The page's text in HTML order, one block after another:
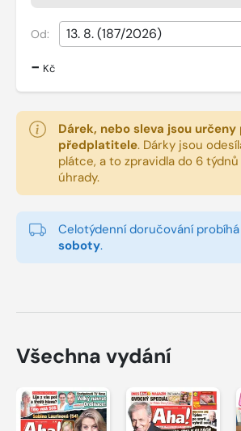
Od:
- Kč
Dárek, nebo sleva jsou určeny
předplatitele. Dárky jsou
plátce, a to zpravidla do 6
úhrady.
Celotýdenní doručování
soboty.
Všechna vydání